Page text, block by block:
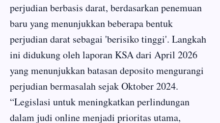
perjudian berbasis darat, berdasarkan penemuan
baru yang menunjukkan beberapa bentuk
perjudian darat sebagai 'berisiko tinggi'. Langkah
ini didukung oleh laporan KSA dari April 2026
yang menunjukkan batasan deposito mengurangi
perjudian bermasalah sejak Oktober 2024.
“Legislasi untuk meningkatkan perlindungan
dalam judi online menjadi prioritas utama,